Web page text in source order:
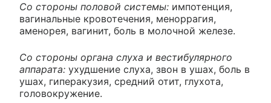
Со стороны половой системы: импотенция,
вагинальные кровотечения, меноррагия,
аменорея, вагинит, боль в молочной железе.
Со стороны органа слуха и вестибулярного
аппарата: ухудшение слуха, звон в ушах, боль в
ушах, гиперакузия, средний отит, глухота,
головокружение.